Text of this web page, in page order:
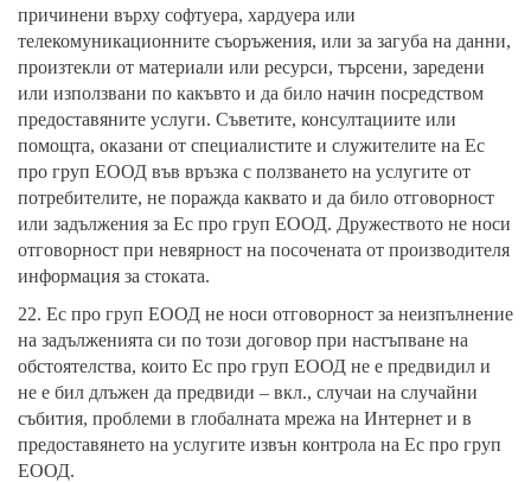
причинени върху софтуера, хардуера или
телекомуникационните съоръжения, или за загуба на данни,
произтекли от материали или ресурси, търсени, заредени
или използвани по какъвто и да било начин посредством
предоставяните услуги. Съветите, консултациите или
помощта, оказани от специалистите и служителите на Ес
про груп ЕООД във връзка с ползването на услугите от
потребителите, не поражда каквато и да било отговорност
или задължения за Ес про груп ЕООД. Дружеството не носи
отговорност при невярност на посочената от производителя
информация за стоката.
22. Ес про груп ЕООД не носи отговорност за неизпълнение
на задълженията си по този договор при настъпване на
обстоятелства, които Ес про груп ЕООД не е предвидил и
не е бил длъжен да предвиди – вкл., случаи на случайни
събития, проблеми в глобалната мрежа на Интернет и в
предоставянето на услугите извън контрола на Ес про груп
ЕООД.